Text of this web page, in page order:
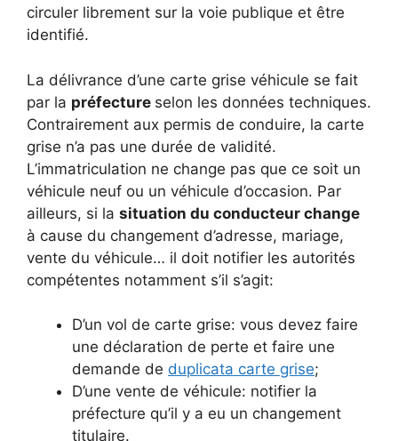
circuler librement sur la voie publique et être
identifié.
La délivrance d’une carte grise véhicule se fait
par la préfecture selon les données techniques.
Contrairement aux permis de conduire, la carte
grise n’a pas une durée de validité.
L’immatriculation ne change pas que ce soit un
véhicule neuf ou un véhicule d’occasion. Par
ailleurs, si la situation du conducteur change
à cause du changement d’adresse, mariage,
vente du véhicule… il doit notifier les autorités
compétentes notamment s’il s’agit:
D’un vol de carte grise: vous devez faire
une déclaration de perte et faire une
demande de duplicata carte grise;
D’une vente de véhicule: notifier la
préfecture qu’il y a eu un changement
titulaire.